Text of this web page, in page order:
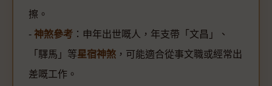
擦。
- 神煞參考 ：申年出世嘅人，年支帶「文昌」、
「驛馬」等星宿神煞 ，可能適合從事文職或經常出
差嘅工作。